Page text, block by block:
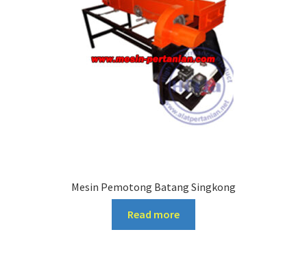
Mesin Pemotong Batang Singkong
Read more